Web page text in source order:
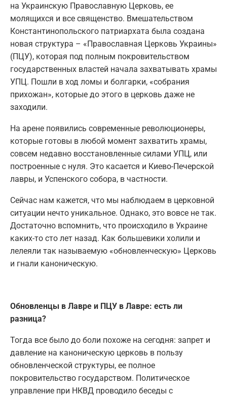
на Украинскую Православную Церковь, ее
молящихся и все священство. Вмешательством
Константинопольского патриархата была создана
новая структура – «Православная Церковь Украины»
(ПЦУ), которая под полным покровительством
государственных властей начала захватывать храмы
УПЦ. Пошли в ход ломы и болгарки, «собрания
прихожан», которые до этого в церковь даже не
заходили.
На арене появились современные революционеры,
которые готовы в любой момент захватить храмы,
совсем недавно восстановленные силами УПЦ, или
построенные с нуля. Это касается и Киево-Печерской
лавры, и Успенского собора, в частности.
Сейчас нам кажется, что мы наблюдаем в церковной
ситуации нечто уникальное. Однако, это вовсе не так.
Достаточно вспомнить, что происходило в Украине
каких-то сто лет назад. Как большевики холили и
лелеяли так называемую «обновленческую» Церковь
и гнали каноническую.
Обновленцы в Лавре и ПЦУ в Лавре: есть ли
разница?
Тогда все было до боли похоже на сегодня: запрет и
давление на каноническую церковь в пользу
обновленческой структуры, ее полное
покровительство государством. Политическое
управление при НКВД проводило беседы с